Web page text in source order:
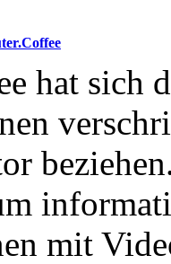
hat sich
mit